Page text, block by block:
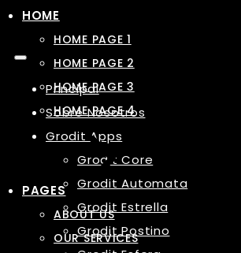
Principal
Sobre Nosotros
Grodit Apps
Grodit Core
Grodit Automata
Grodit Estrella
Grodit Postino
HOME
HOME PAGE 1
HOME PAGE 2
HOME PAGE 3
HOME PAGE 4
PAGES
ABOUT US
OUR SERVICES